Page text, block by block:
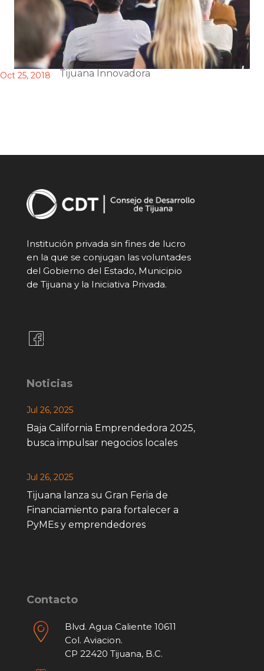
Tijuana Innovadora
Oct 25, 2018
Institución privada sin fines de lucro
en la que se conjugan las voluntades
del Gobierno del Estado, Municipio
de Tijuana y la Iniciativa Privada.
Noticias
Baja California Emprendedora 2025,
busca impulsar negocios locales
Jul 26, 2025
Tijuana lanza su Gran Feria de
Financiamiento para fortalecer a
PyMEs y emprendedores
Jul 26, 2025
Contacto
Blvd. Agua Caliente 10611
Col. Aviacion.
CP 22420 Tijuana, B.C.